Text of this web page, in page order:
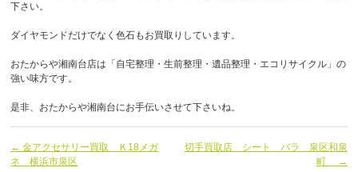
下さい。
ダイヤモンドだけでなく色石もお買取りしています。
おたからや湘南台店は「自宅整理・生前整理・遺品整理・エコリサイクル」の
強い味方です。
是非、おたからや湘南台にお手伝いさせて下さいね。
← 金アクセサリー買取 Ｋ18メガ
ネ 横浜市泉区
切手買取店 シート バラ 泉区和泉
町 →